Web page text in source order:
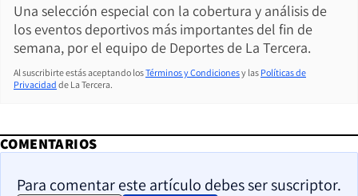
Una selección especial con la cobertura y análisis de
los eventos deportivos más importantes del fin de
semana, por el equipo de Deportes de La Tercera.
Al suscribirte estás aceptando losTérminos y Condicionesy las Políticas de
Privacidad de La Tercera.
COMENTARIOS
Para comentar este artículo debes ser suscriptor.